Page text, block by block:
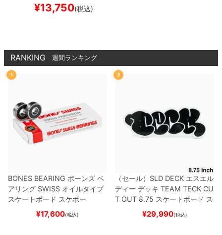
¥13,750(税込)
RANKING 週間ランキング
1
BONES BEARING ボーンズ ベ
アリング SWISS オイルタイプ
スケートボード スケボー
¥17,600(税込)
2
（セール） SLD DECK エスエル
ディー デッキ TEAM TECK CU
T OUT 8.75 スケートボード ス
¥29,990(税込)